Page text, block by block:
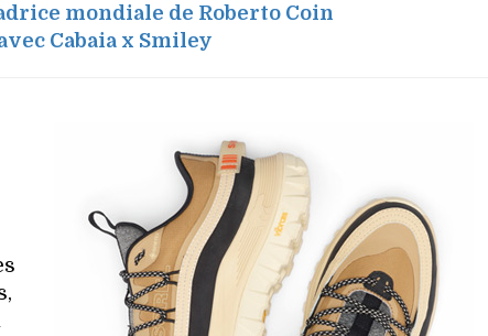
mondiale de Roberto Coin
Cabaia x Smiley